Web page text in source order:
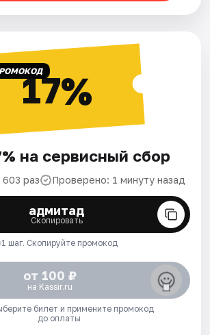
17%
на сервисный сбор
раз Проверено: 1 минуту назад
адмитад
Скопировать
1 шаг. Скопируйте промокод
от 100 ₽
на Kassir.ru
билет и примените промокод
до оплаты